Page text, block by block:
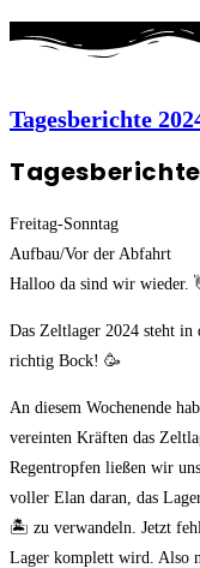
Tagesberichte
Freitag-Sonntag
Aufbau/Vor der Abfahrt
Halloo da sind wir wieder.
Das Zeltlager 2024 steht
richtig Bock! 🥳
An diesem Wochenende
vereinten Kräften das
Regentropfen ließen wir
voller Elan daran, das
🏝 zu verwandeln. Jetzt
Lager komplett wird. Also